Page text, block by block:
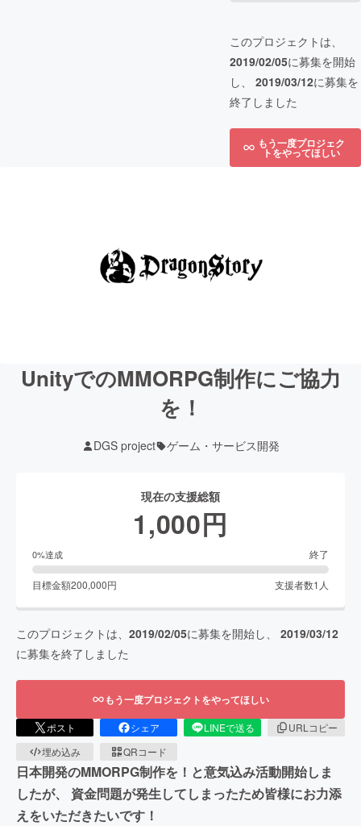
このプロジェクトは、
2019/02/05に募集を開始
し、 2019/03/12に募集を
終了しました
もう一度プロジェク
トをやってほしい
UnityでのMMORPG制作にご協力
を！
DGS project ゲーム・サービス開発
現在の支援総額
1,000円
0%達成 終了
目標金額200,000円 支援者数1 人
このプロジェクトは、 2019/02/05に募集を開始し、 2019/03/12
に募集を終了しました
もう一度プロジェクトをやってほしい
ポスト シェア LINEで送る
URLコピー
埋め込み
QRコード
日本開発のMMORPG制作を！と意気込み活動開始しま
したが、 資金問題が発生してしまったため皆様にお力添
えをいただきたいです！